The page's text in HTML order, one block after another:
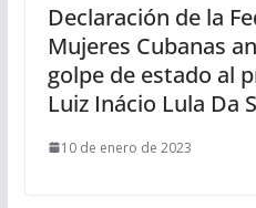
Declaración de la
Mujeres Cubanas
golpe de estado al
Luiz Inácio Lula Da
10 de enero de 2023